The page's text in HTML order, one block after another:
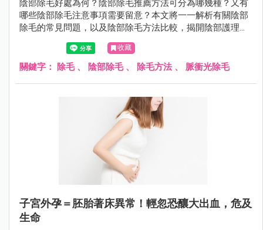
陰部除毛好處為何？陰部除毛推薦方法可分為哪幾種？又有
哪些陰部除毛注意事項需要留意？本文將一一解析有關陰部
除毛的常見問題，以及陰部除毛方法比較，揭開陰部護理的
收藏
關鍵字： 除毛、 陰部除毛、 除毛方法 、 脈衝光除毛
子宮外孕＝胚胎著床異常！輕忽恐釀大出血，危及
生命